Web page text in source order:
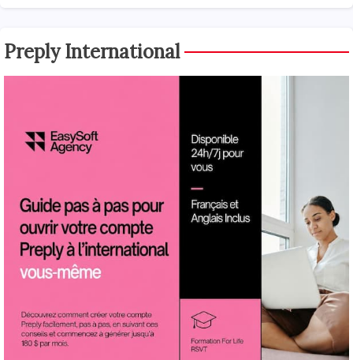
Preply International